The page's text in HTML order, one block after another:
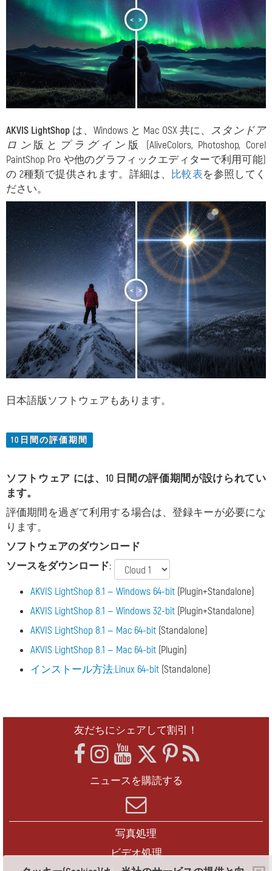
< >
AKVIS LightShop は、Windows と Mac OSX 共に、 スタンドア
ロン 版と プラグイン 版 (AliveColors, Photoshop, Corel
PaintShop Pro や他のグラフィックエディターで利用可能)
の 2種類で提供されます。詳細は、 比較表を参照してく
ださい。
< >
日本語版ソフトウェアもあります。
10日間の評価期間
ソフトウェア には、10 日間の評価期間が設けられてい
ます。
評価期間を過ぎて利用する場合は、登録キーが必要にな
ります。
ソフトウェアのダウンロード
ソースをダウンロード:
AKVIS LightShop 8.1 — Windows 64-bit (Plugin+Standalone)
AKVIS LightShop 8.1 — Windows 32-bit (Plugin+Standalone)
AKVIS LightShop 8.1 — Mac 64-bit (Standalone)
AKVIS LightShop 8.1 — Mac 64-bit (Plugin)
インストール方法:Linux 64-bit (Standalone)
友だちにシェアして割引！
ニュースを購読する
写真処理
ビデオ処理